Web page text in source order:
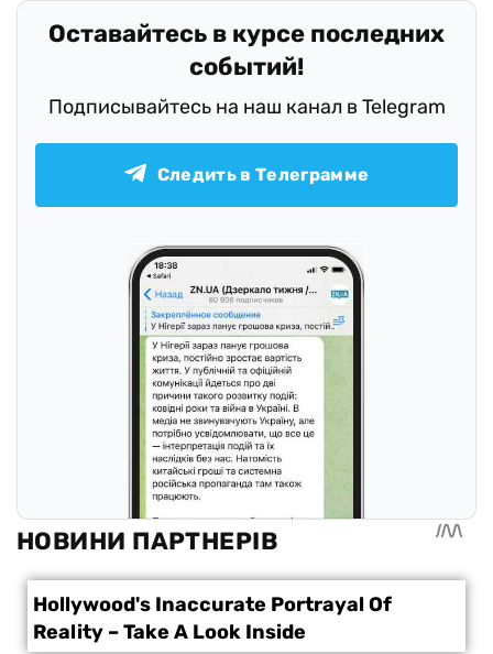
Оставайтесь в курсе последних
событий!
Подписывайтесь на наш канал в Telegram
Следить в Телеграмме